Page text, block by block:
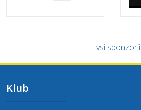
vsi sponzorji
Klub